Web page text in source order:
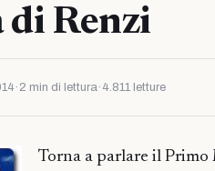
di Renzi
· 2 min di lettura· 4.811 letture
Torna a parlare il